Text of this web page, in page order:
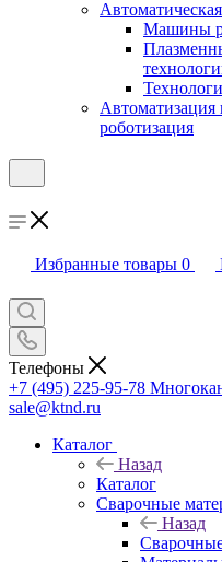
Машины
Автоматизация
роботизация
Избранные товары 0
Телефоны
+7 (495) 225-95-78
sale@ktnd.ru
Каталог
Назад
Каталог
Сварочные
Назад